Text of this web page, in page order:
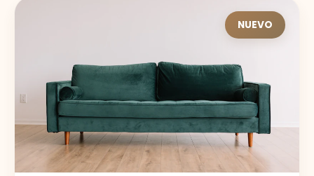
NUEVO